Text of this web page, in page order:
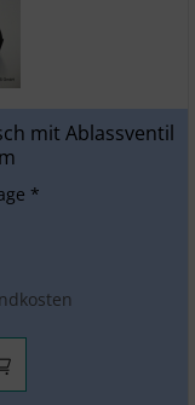
mit Ablassventil
*